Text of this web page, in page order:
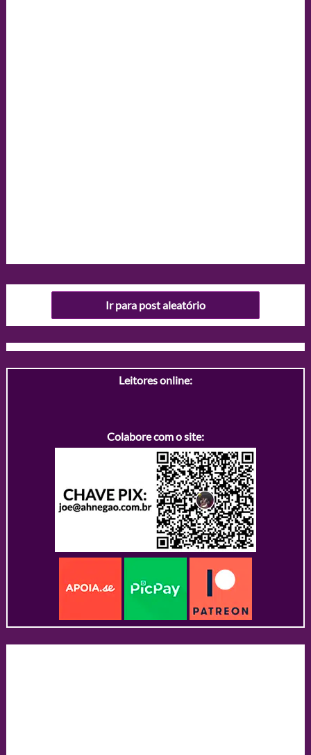
Ir para post aleatório
Leitores online:
Colabore com o site: